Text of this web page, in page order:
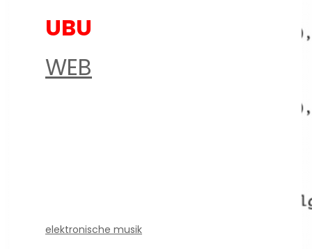
UBU
WEB
elektronische musik